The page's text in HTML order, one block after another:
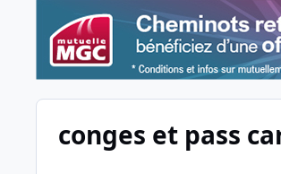
conges et pass